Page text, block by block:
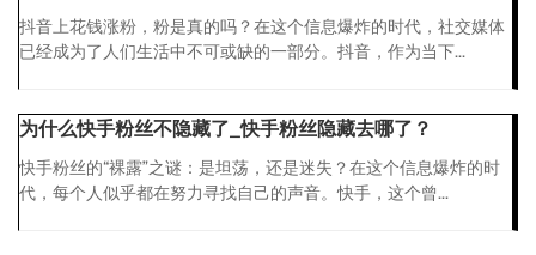
抖音上花钱涨粉，粉是真的吗？在这个信息爆炸的时代，社交媒体
已经成为了人们生活中不可或缺的一部分。抖音，作为当下...
为什么快手粉丝不隐藏了_快手粉丝隐藏去哪了？
快手粉丝的“裸露”之谜：是坦荡，还是迷失？在这个信息爆炸的时
代，每个人似乎都在努力寻找自己的声音。快手，这个曾...